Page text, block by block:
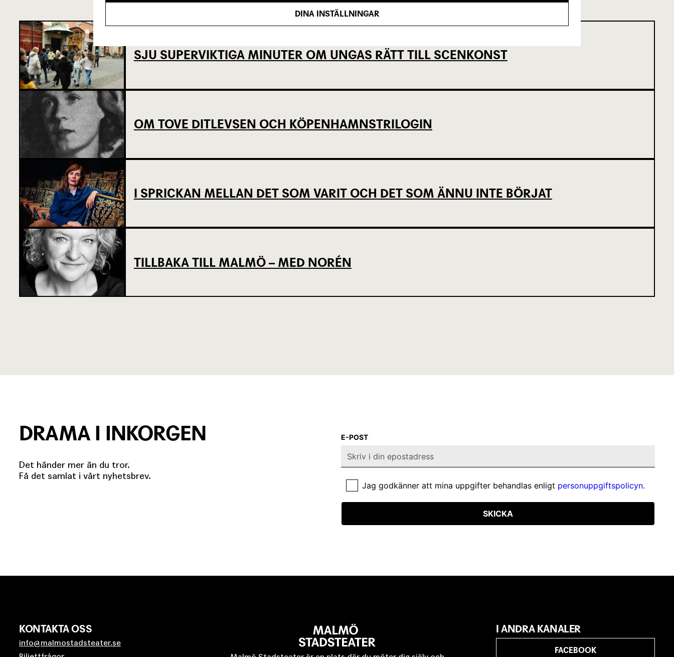
SJU SUPERVIKTIGA MINUTER OM UNGAS RÄTT TILL SCENKONST
OM TOVE DITLEVSEN OCH KÖPENHAMNSTRILOGIN
I SPRICKAN MELLAN DET SOM VARIT OCH DET SOM ÄNNU INTE BÖRJAT
TILLBAKA TILL MALMÖ – MED NORÉN
DRAMA I INKORGEN
Det händer mer än du tror.
Få det samlat i vårt nyhetsbrev.
E-POST
Jag godkänner att mina uppgifter behandlas enligt personuppgiftspolicyn.
SKICKA
KONTAKTA OSS
info@malmostadsteater.se
I ANDRA KANALER
FACEBOOK
DINA INSTÄLLNINGAR